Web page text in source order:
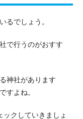
るでしょう。
で行うのがおすす
神社があります
すよね。
クしていきましょ